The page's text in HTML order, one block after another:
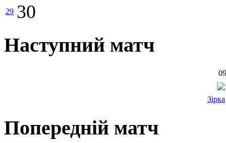
29 30
Наступний матч
Зірка
Попередній матч